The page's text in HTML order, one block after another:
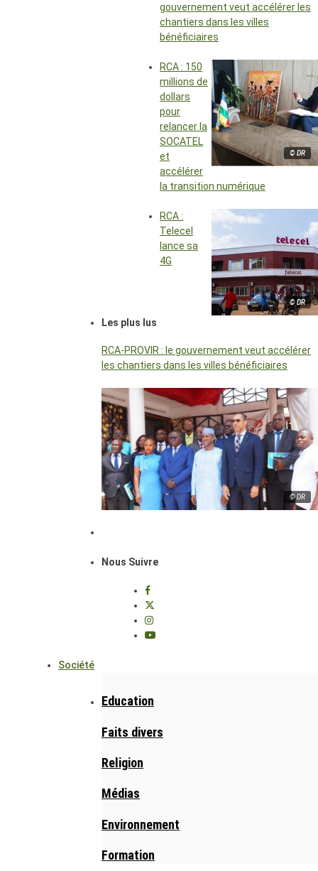
gouvernement veut accélérer les
chantiers dans les villes
bénéficiaires
© DR
RCA : 150
millions de
dollars
pour
relancer la
SOCATEL
et
accélérer
la transition numérique
© DR
RCA :
Telecel
lance sa
4G
Les plus lus
RCA-PROVIR : le gouvernement veut accélérer
les chantiers dans les villes bénéficiaires
© DR
Nous Suivre
Société
Education
Faits divers
Religion
Médias
Environnement
Formation